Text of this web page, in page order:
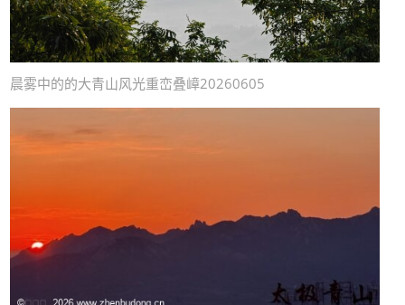
晨雾中的的大青山风光重峦叠嶂20260605